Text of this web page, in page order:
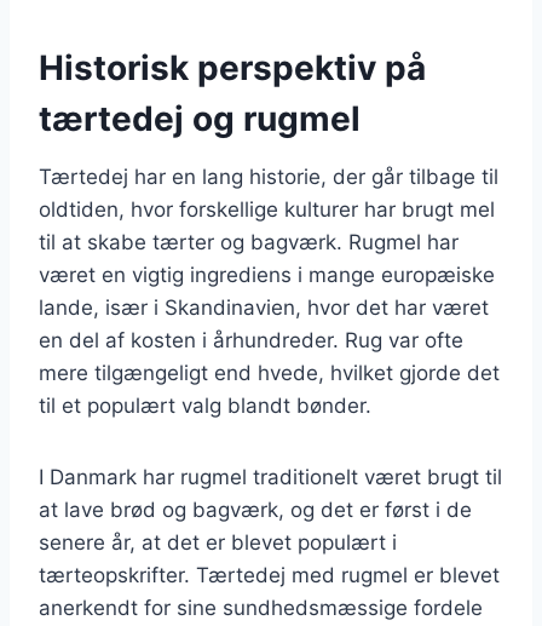
Historisk perspektiv på
tærtedej og rugmel
Tærtedej har en lang historie, der går tilbage til
oldtiden, hvor forskellige kulturer har brugt mel
til at skabe tærter og bagværk. Rugmel har
været en vigtig ingrediens i mange europæiske
lande, især i Skandinavien, hvor det har været
en del af kosten i århundreder. Rug var ofte
mere tilgængeligt end hvede, hvilket gjorde det
til et populært valg blandt bønder.
I Danmark har rugmel traditionelt været brugt til
at lave brød og bagværk, og det er først i de
senere år, at det er blevet populært i
tærteopskrifter. Tærtedej med rugmel er blevet
anerkendt for sine sundhedsmæssige fordele